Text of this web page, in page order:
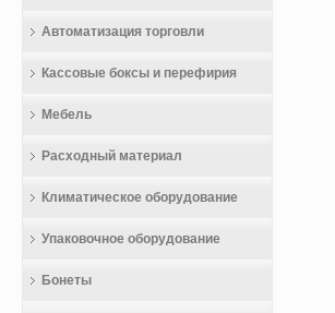
Автоматизация торговли
Кассовые боксы и перефирия
Мебель
Расходный материал
Климатическое оборудование
Упаковочное оборудование
Бонеты